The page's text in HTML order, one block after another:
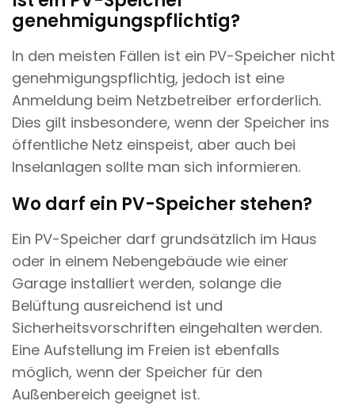
genehmigungspflichtig?
In den meisten Fällen ist ein PV-Speicher nicht
genehmigungspflichtig, jedoch ist eine
Anmeldung beim Netzbetreiber erforderlich.
Dies gilt insbesondere, wenn der Speicher ins
öffentliche Netz einspeist, aber auch bei
Inselanlagen sollte man sich informieren.
Wo darf ein PV-Speicher stehen?
Ein PV-Speicher darf grundsätzlich im Haus
oder in einem Nebengebäude wie einer
Garage installiert werden, solange die
Belüftung ausreichend ist und
Sicherheitsvorschriften eingehalten werden.
Eine Aufstellung im Freien ist ebenfalls
möglich, wenn der Speicher für den
Außenbereich geeignet ist.